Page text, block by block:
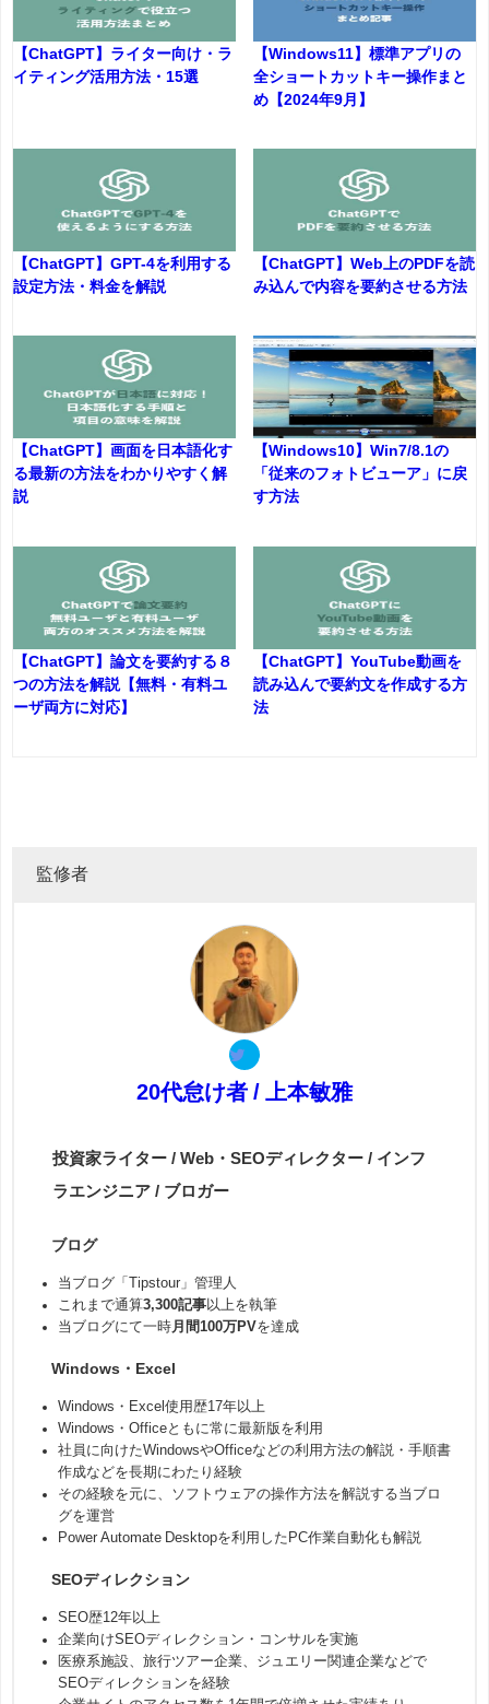
【ChatGPT】ライター向け・ラ
イティング活用方法・15選
【Windows11】標準アプリの
全ショートカットキー操作まと
め【2024年9月】
【ChatGPT】GPT-4を利用する
設定方法・料金を解説
【ChatGPT】Web上のPDFを読
み込んで内容を要約させる方法
【ChatGPT】画面を日本語化す
る最新の方法をわかりやすく解
説
【Windows10】Win7/8.1の
「従来のフォトビューア」に戻
す方法
【ChatGPT】論文を要約する８
つの方法を解説【無料・有料ユ
ーザ両方に対応】
【ChatGPT】YouTube動画を
読み込んで要約文を作成する方
法
監修者
20代怠け者 / 上本敏雅
投資家ライター / Web・SEOディレクター / インフ
ラエンジニア / ブロガー
ブログ
当ブログ「Tipstour」管理人
これまで通算3,300記事以上を執筆
当ブログにて一時月間100万PVを達成
Windows・Excel
Windows・Excel使用歴17年以上
Windows・Officeともに常に最新版を利用
社員に向けたWindowsやOfficeなどの利用方法の解説・手順書
作成などを長期にわたり経験
その経験を元に、ソフトウェアの操作方法を解説する当ブロ
グを運営
Power Automate Desktopを利用したPC作業自動化も解説
SEOディレクション
SEO歴12年以上
企業向けSEOディレクション・コンサルを実施
医療系施設、旅行ツアー企業、ジュエリー関連企業などで
SEOディレクションを経験